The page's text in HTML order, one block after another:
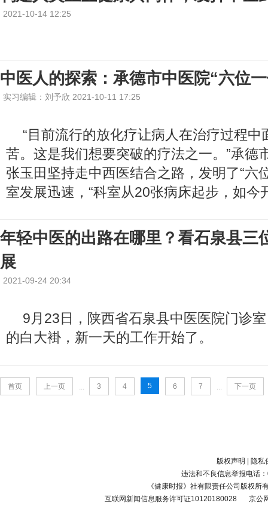
2021-10-14 12:25
中医人的探索：承德市中医院“六位
实习编辑：刘予欣 2021-10-11 17:25
“目前流行的放化疗让病人在治疗过程中
苦。这是我们想要突破的疗法之一。”承德
张玉田坚持走中西医结合之路，发明了“六
室发展迅速，“科室从20张病床起步，如今
年轻中医的出路在哪里？看石泉县三
展
2021-09-24 20:34
9月23日，陕西省石泉县中医医院门诊
的白大褂，新一天的工作开始了。
首页 上一页 ... 3 4 5 6 7 ... 下一页
版权声明
隐私
违法和不良信息举报电话
《健康时报》社有限责任公司版权所
互联网新闻信息服务许可证10120180028
京公